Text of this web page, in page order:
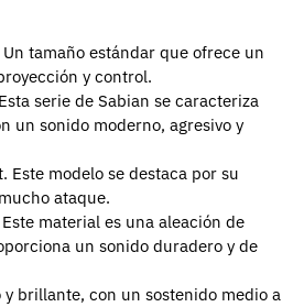
Un tamaño estándar que ofrece un
y control.
Esta serie de Sabian se caracteriza
un sonido moderno, agresivo y
Este modelo se destaca por su
ataque.
Este material es una aleación de
un sonido duradero y de
y brillante, con un sostenido medio a